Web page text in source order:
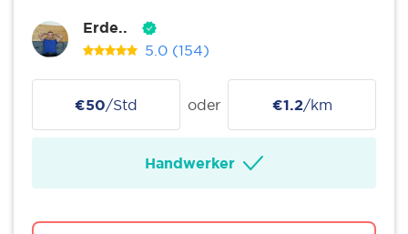
Erde..
5.0 (154)
€50/Std oder €1.2/km
Handwerker